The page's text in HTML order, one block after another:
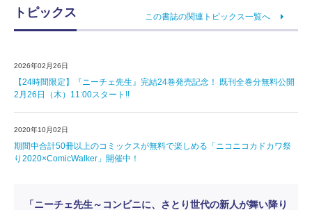
トピックス この書誌の関連トピックス一覧へ
2026年02月26日
【24時間限定】『ニーチェ先生』完結24巻発売記念！ 既刊全巻分無料公開
2月26日（木）11:00スタート!!
2020年10月02日
期間中合計50冊以上のコミックスが無料で楽しめる「ニコニコカドカワ祭
り2020×ComicWalker」開催中！
「ニーチェ先生～コンビニに、さとり世代の新人が舞い降り